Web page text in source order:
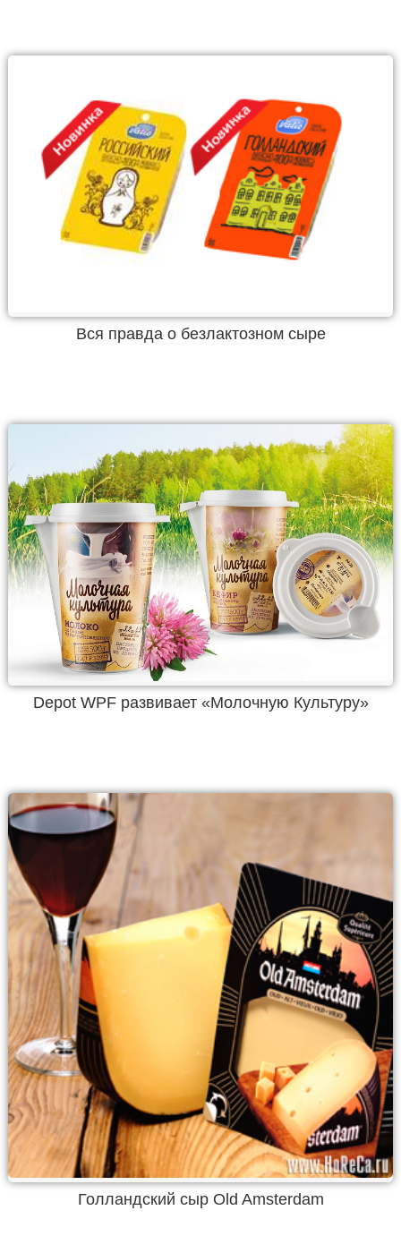
Вся правда о безлактозном сыре
Depot WPF развивает «Молочную Культуру»
Голландский сыр Old Amsterdam